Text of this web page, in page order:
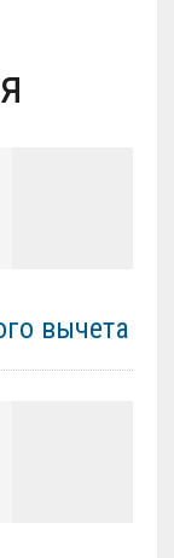
вычета